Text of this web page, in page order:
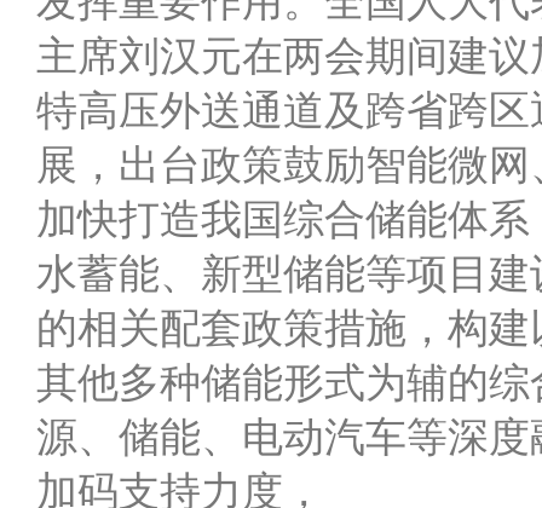
主席刘汉元在两会期间建
特高压外送通道及跨省跨
展，出台政策鼓励智能微
加快打造我国综合储能体
水蓄能、新型储能等项目
的相关配套政策措施，构
其他多种储能形式为辅的
源、储能、电动汽车等深度
加码支持力度，